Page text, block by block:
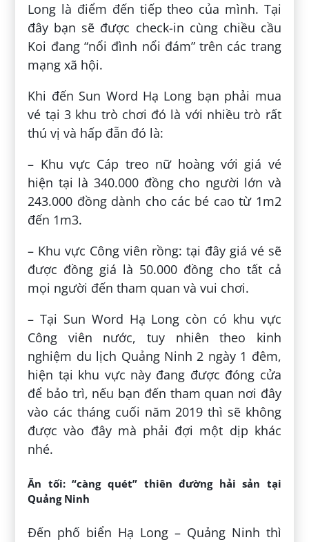
Long là điểm đến tiếp theo của mình. Tại
đây bạn sẽ được check-in cùng chiều cầu
Koi đang “nổi đình nổi đám” trên các trang
mạng xã hội.
Khi đến Sun Word Hạ Long bạn phải mua
vé tại 3 khu trò chơi đó là với nhiều trò rất
thú vị và hấp đẫn đó là:
– Khu vực Cáp treo nữ hoàng với giá vé
hiện tại là 340.000 đồng cho người lớn và
243.000 đồng dành cho các bé cao từ 1m2
đến 1m3.
– Khu vực Công viên rồng: tại đây giá vé sẽ
được đồng giá là 50.000 đồng cho tất cả
mọi người đến tham quan và vui chơi.
– Tại Sun Word Hạ Long còn có khu vực
Công viên nước, tuy nhiên theo kinh
nghiệm du lịch Quảng Ninh 2 ngày 1 đêm,
hiện tại khu vực này đang được đóng cửa
để bảo trì, nếu bạn đến tham quan nơi đây
vào các tháng cuối năm 2019 thì sẽ không
được vào đây mà phải đợi một dịp khác
nhé.
Ăn tối: “càng quét” thiên đường hải sản tại
Quảng Ninh
Đến phố biển Hạ Long – Quảng Ninh thì